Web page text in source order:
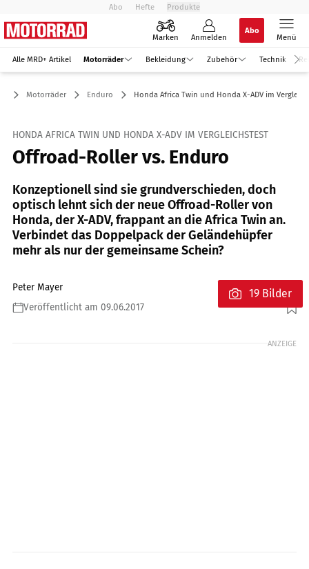
Abo Hefte Produkte
Marken Anmelden
Abo
Menü
Alle MRD+ Artikel Motorräder Bekleidung Zubehör Technik
Motorräder Enduro Honda Africa Twin und Honda X-ADV im
HONDA AFRICA TWIN UND HONDA X-ADV IM VERGLEICHSTEST
Offroad-Roller vs. Enduro
Konzeptionell sind sie grundverschieden, doch
optisch lehnt sich der neue Offroad-Roller von
Honda, der X-ADV, frappant an die Africa Twin an.
Verbindet das Doppelpack der Geländehüpfer
mehr als nur der gemeinsame Schein?
Peter Mayer
Veröffentlicht am 09.06.2017
Foto: r-photography.info
19 Bilder
ANZEIGE